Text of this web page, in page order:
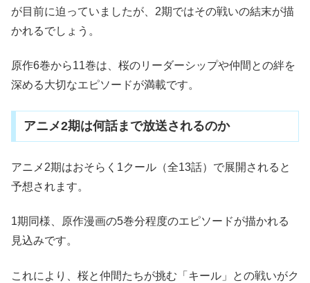
が目前に迫っていましたが、2期ではその戦いの結末が描
かれるでしょう。
原作6巻から11巻は、桜のリーダーシップや仲間との絆を
深める大切なエピソードが満載です。
アニメ2期は何話まで放送されるのか
アニメ2期はおそらく1クール（全13話）で展開されると
予想されます。
1期同様、原作漫画の5巻分程度のエピソードが描かれる
見込みです。
これにより、桜と仲間たちが挑む「キール」との戦いがク